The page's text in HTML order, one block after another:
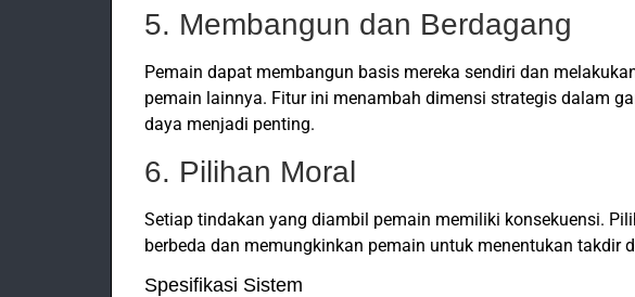
5. Membangun dan Berdagang
Pemain dapat membangun basis mereka sendiri dan
pemain lainnya. Fitur ini menambah dimensi strategis dalam
daya menjadi penting.
6. Pilihan Moral
Setiap tindakan yang diambil pemain memiliki konsekuensi.
berbeda dan memungkinkan pemain untuk menentukan takdir
Spesifikasi Sistem